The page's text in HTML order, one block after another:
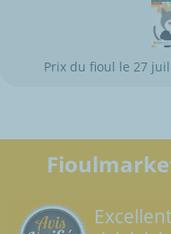
Prix du fioul le 27
Excellent